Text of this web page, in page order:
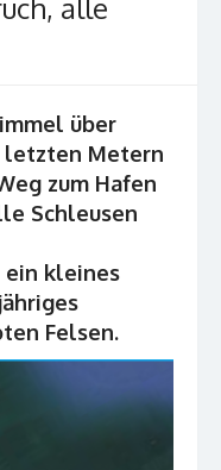
alle
über
letzten Metern
zum Hafen
Schleusen
kleines
Felsen.